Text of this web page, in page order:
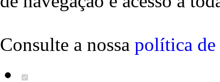
Consulte a nossa política de